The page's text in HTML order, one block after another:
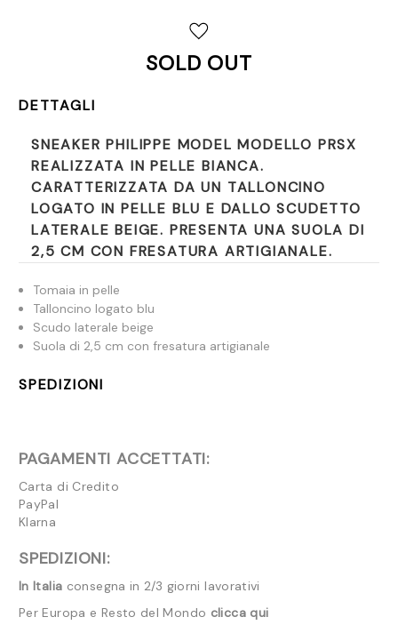
SOLD OUT
DETTAGLI
SNEAKER PHILIPPE MODEL MODELLO PRSX
REALIZZATA IN PELLE BIANCA.
CARATTERIZZATA DA UN TALLONCINO
LOGATO IN PELLE BLU E DALLO SCUDETTO
LATERALE BEIGE. PRESENTA UNA SUOLA DI
2,5 CM CON FRESATURA ARTIGIANALE.
Tomaia in pelle
Talloncino logato blu
Scudo laterale beige
Suola di 2,5 cm con fresatura artigianale
SPEDIZIONI
PAGAMENTI ACCETTATI:
Carta di Credito
PayPal
Klarna
SPEDIZIONI:
In Italia consegna in 2/3 giorni lavorativi
Per Europa e Resto del Mondo clicca qui